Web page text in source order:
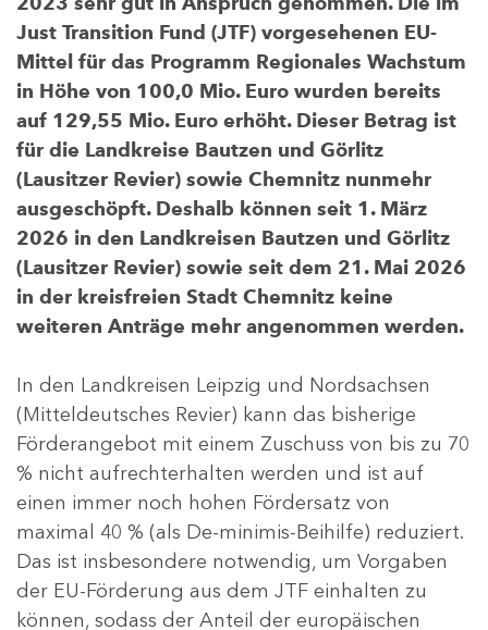
Just Transition Fund (JTF) vorgesehenen EU-
Mittel für das Programm Regionales Wachstum
in Höhe von 100,0 Mio. Euro wurden bereits
auf 129,55 Mio. Euro erhöht. Dieser Betrag ist
für die Landkreise Bautzen und Görlitz
(Lausitzer Revier) sowie Chemnitz nunmehr
ausgeschöpft. Deshalb können seit 1. März
2026 in den Landkreisen Bautzen und Görlitz
(Lausitzer Revier) sowie seit dem 21. Mai 2026
in der kreisfreien Stadt Chemnitz keine
weiteren Anträge mehr angenommen werden.
In den Landkreisen Leipzig und Nordsachsen
(Mitteldeutsches Revier) kann das bisherige
Förderangebot mit einem Zuschuss von bis zu 70
% nicht aufrechterhalten werden und ist auf
einen immer noch hohen Fördersatz von
maximal 40 % (als De-minimis-Beihilfe) reduziert.
Das ist insbesondere notwendig, um Vorgaben
der EU-Förderung aus dem JTF einhalten zu
können, sodass der Anteil der europäischen